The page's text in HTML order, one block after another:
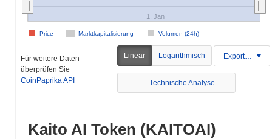
Marktkapitalisierung Volumen (24h)
Price
1. Jan
Für weitere Daten
überprüfen Sie
CoinPaprika API
Linear Logarithmisch Exportieren
Technische Analyse
Kaito AI Token (KAITOAI)